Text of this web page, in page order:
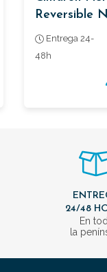
Reversible
Azul Con
Negra
Entrega 24-
48h
24/48
En
la